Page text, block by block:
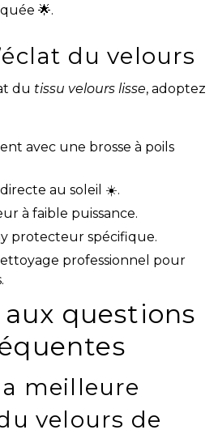
🌟.
du velours
du tissu velours lisse, adoptez
avec une brosse à poils
au soleil ☀️.
à faible puissance.
protecteur spécifique.
professionnel pour
aux questions
meilleure
velours de